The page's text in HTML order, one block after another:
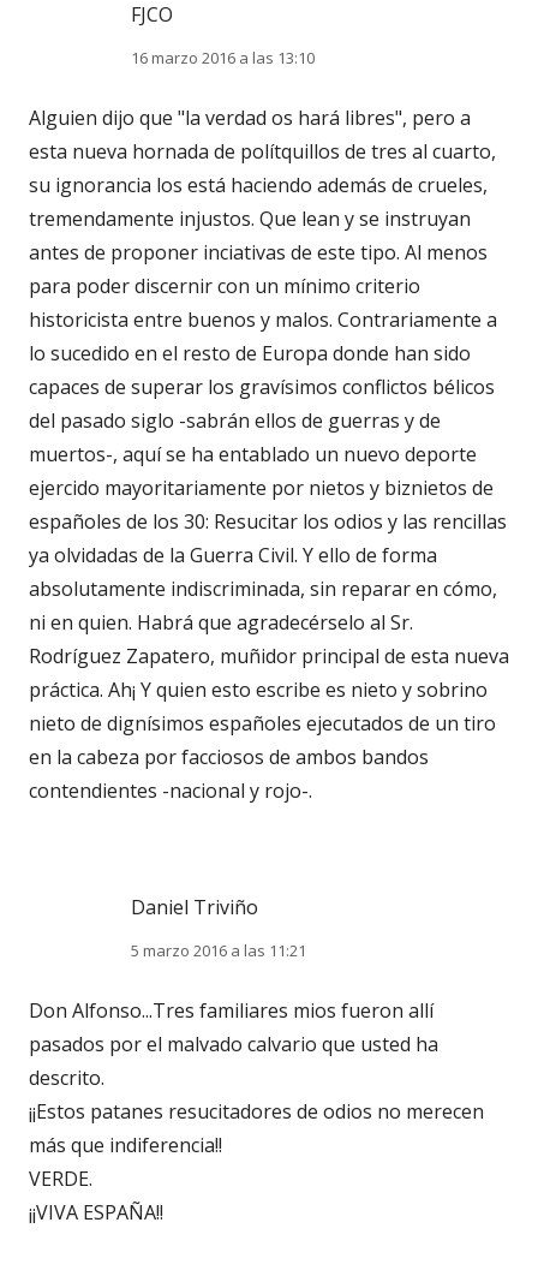
FJCO
16 marzo 2016 a las 13:10
Alguien dijo que "la verdad os hará libres", pero a
esta nueva hornada de polítquillos de tres al cuarto,
su ignorancia los está haciendo además de crueles,
tremendamente injustos. Que lean y se instruyan
antes de proponer inciativas de este tipo. Al menos
para poder discernir con un mínimo criterio
historicista entre buenos y malos. Contrariamente a
lo sucedido en el resto de Europa donde han sido
capaces de superar los gravísimos conflictos bélicos
del pasado siglo -sabrán ellos de guerras y de
muertos-, aquí se ha entablado un nuevo deporte
ejercido mayoritariamente por nietos y biznietos de
españoles de los 30: Resucitar los odios y las rencillas
ya olvidadas de la Guerra Civil. Y ello de forma
absolutamente indiscriminada, sin reparar en cómo,
ni en quien. Habrá que agradecérselo al Sr.
Rodríguez Zapatero, muñidor principal de esta nueva
práctica. Ah¡ Y quien esto escribe es nieto y sobrino
nieto de dignísimos españoles ejecutados de un tiro
en la cabeza por facciosos de ambos bandos
contendientes -nacional y rojo-.
Daniel Triviño
5 marzo 2016 a las 11:21
Don Alfonso...Tres familiares mios fueron allí
pasados por el malvado calvario que usted ha
descrito.
¡¡Estos patanes resucitadores de odios no merecen
más que indiferencia!!
VERDE.
¡¡VIVA ESPAÑA!!